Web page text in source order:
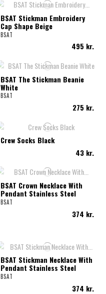
BSAT Stickman Embroidery
Cap Shape Beige
BSAT
495 kr.
BSAT The Stickman Beanie
White
BSAT
275 kr.
Crew Socks Black
43 kr.
BSAT Crown Necklace With
Pendant Stainless Steel
BSAT
374 kr.
BSAT Stickman Necklace With
Pendant Stainless Steel
BSAT
374 kr.